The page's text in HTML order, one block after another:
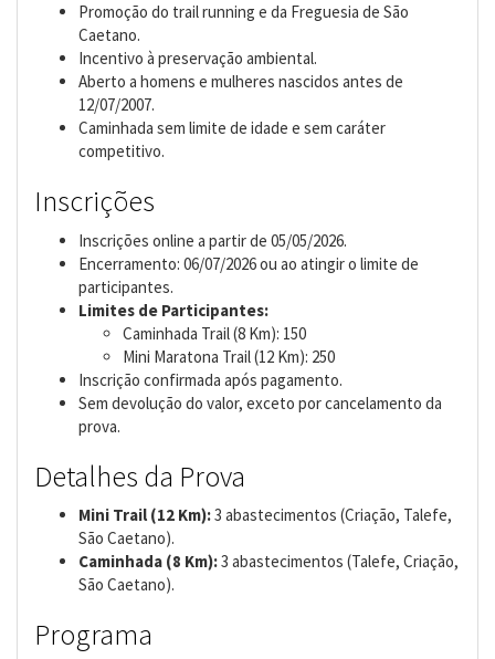
Promoção do trail running e da Freguesia de São
Caetano.
Incentivo à preservação ambiental.
Aberto a homens e mulheres nascidos antes de
12/07/2007.
Caminhada sem limite de idade e sem caráter
competitivo.
Inscrições
Inscrições online a partir de 05/05/2026.
Encerramento: 06/07/2026 ou ao atingir o limite de
participantes.
Limites de Participantes:
Caminhada Trail (8 Km): 150
Mini Maratona Trail (12 Km): 250
Inscrição confirmada após pagamento.
Sem devolução do valor, exceto por cancelamento da
prova.
Detalhes da Prova
Mini Trail (12 Km):3 abastecimentos (Criação, Talefe,
São Caetano).
Caminhada (8 Km):3 abastecimentos (Talefe, Criação,
São Caetano).
Programa